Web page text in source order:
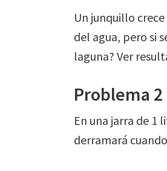
Un junquillo
del agua, pero si
laguna? Ver
Problema 2
En una jarra de 1
derramará